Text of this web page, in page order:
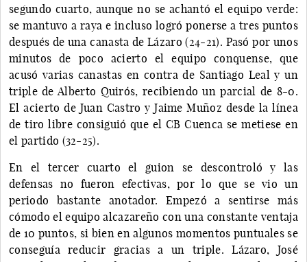
segundo cuarto, aunque no se achantó el equipo verde:
se mantuvo a raya e incluso logró ponerse a tres puntos
después de una canasta de Lázaro (24-21). Pasó por unos
minutos de poco acierto el equipo conquense, que
acusó varias canastas en contra de Santiago Leal y un
triple de Alberto Quirós, recibiendo un parcial de 8-0.
El acierto de Juan Castro y Jaime Muñoz desde la línea
de tiro libre consiguió que el CB Cuenca se metiese en
el partido (32-25).
En el tercer cuarto el guion se descontroló y las
defensas no fueron efectivas, por lo que se vio un
periodo bastante anotador. Empezó a sentirse más
cómodo el equipo alcazareño con una constante ventaja
de 10 puntos, si bien en algunos momentos puntuales se
conseguía reducir gracias a un triple. Lázaro, José